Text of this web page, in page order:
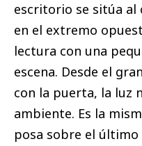
escritorio se sitúa al
en el extremo
lectura con una
escena. Desde el
con la puerta, la luz
ambiente. Es la
posa sobre el